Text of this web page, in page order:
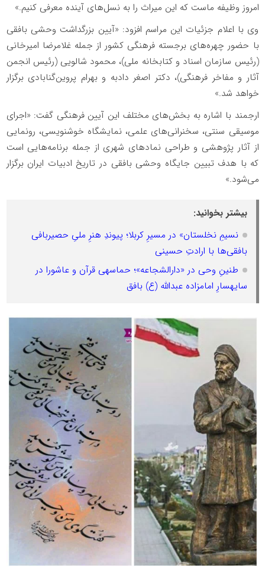
امروز وظیفه ماست که این میراث را به نسل‌های آینده معرفی کنیم.»
وی با اعلام جزئیات این مراسم افزود: «آیین بزرگداشت وحشی بافقی
با حضور چهره‌های برجسته فرهنگی کشور از جمله غلامرضا امیرخانی
(رئیس سازمان اسناد و کتابخانه ملی)، محمود شالویی (رئیس انجمن
آثار و مفاخر فرهنگی)، دکتر اصغر دادبه و بهرام پروین‌گنابادی برگزار
خواهد شد.»
ارجمند با اشاره به بخش‌های مختلف این آیین فرهنگی گفت: «اجرای
موسیقی سنتی، سخنرانی‌های علمی، نمایشگاه خوشنویسی، رونمایی
از آثار پژوهشی و طراحی نمادهای شهری از جمله برنامه‌هایی است
که با هدف تبیین جایگاه وحشی بافقی در تاریخ ادبیات ایران برگزار
می‌شود.»
بیشتر بخوانید:
نسیمِ نخلستان» در مسیرِ کربلا؛ پیوندِ هنرِ ملیِ حصیربافی
بافقی‌ها با ارادتِ حسینی
طنینِ وحی در «دارالشجاعه»؛ حماسهی قرآن و عاشورا در
سایهسارِ امامزاده عبدالله (ع) بافق